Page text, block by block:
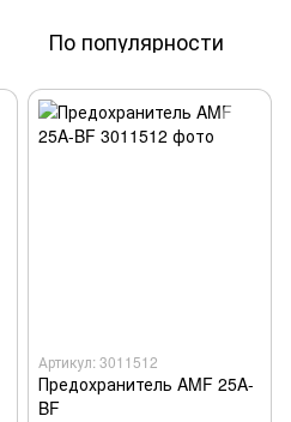
По популярности
Артикул: 3011512
Предохранитель AMF 25A-
BF